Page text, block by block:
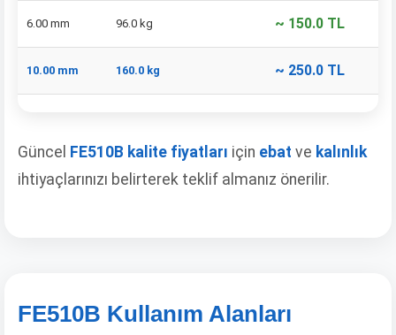
6.00 mm 96.0 kg ~ 150.0 TL
10.00 mm 160.0 kg ~ 250.0 TL
Güncel FE510B kalite fiyatları için ebat ve kalınlık
ihtiyaçlarınızı belirterek teklif almanız önerilir.
FE510B Kullanım Alanları